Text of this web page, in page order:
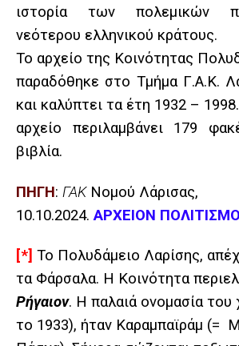
ιστορία των πολεμικών
νεότερου ελληνικού κράτους.
Το αρχείο της Κοινότητας
παραδόθηκε στο Τμήμα Γ.Α.Κ.
και καλύπτει τα έτη 1932 –
αρχείο περιλαμβάνει 179
βιβλία.
ΠΗΓΗ: ΓΑΚ Νομού Λάρισας,
10.10.2024.ΑΡΧΕΙΟΝ
[*] Το Πολυδάμειο Λαρίσης,
τα Φάρσαλα. Η Κοινότητα
Ρήγαιον. Η παλαιά ονομασία του
το 1933), ήταν Καραμπαϊράμ (=